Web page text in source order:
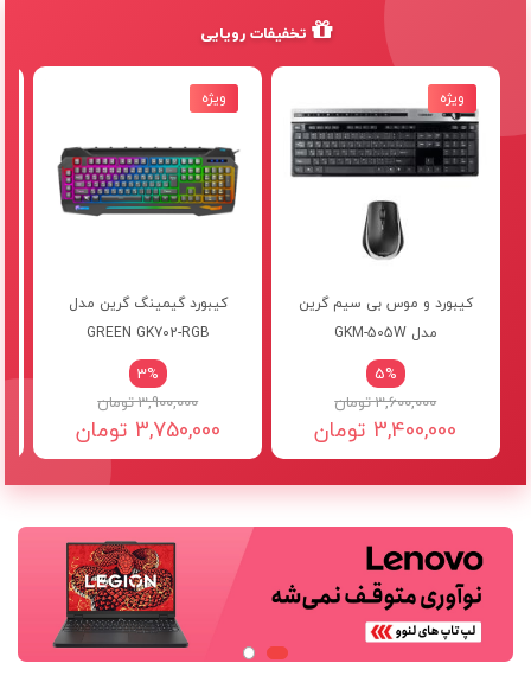
تخفیفات رویایی
ویژه
کیبورد و موس بی سیم گرین
مدل GKM-505W
5%
3,600,000 تومان
3,400,000 تومان
ویژه
کیبورد گیمینگ گرین مدل
GREEN GK702-RGB
3%
3,900,000 تومان
3,750,000 تومان